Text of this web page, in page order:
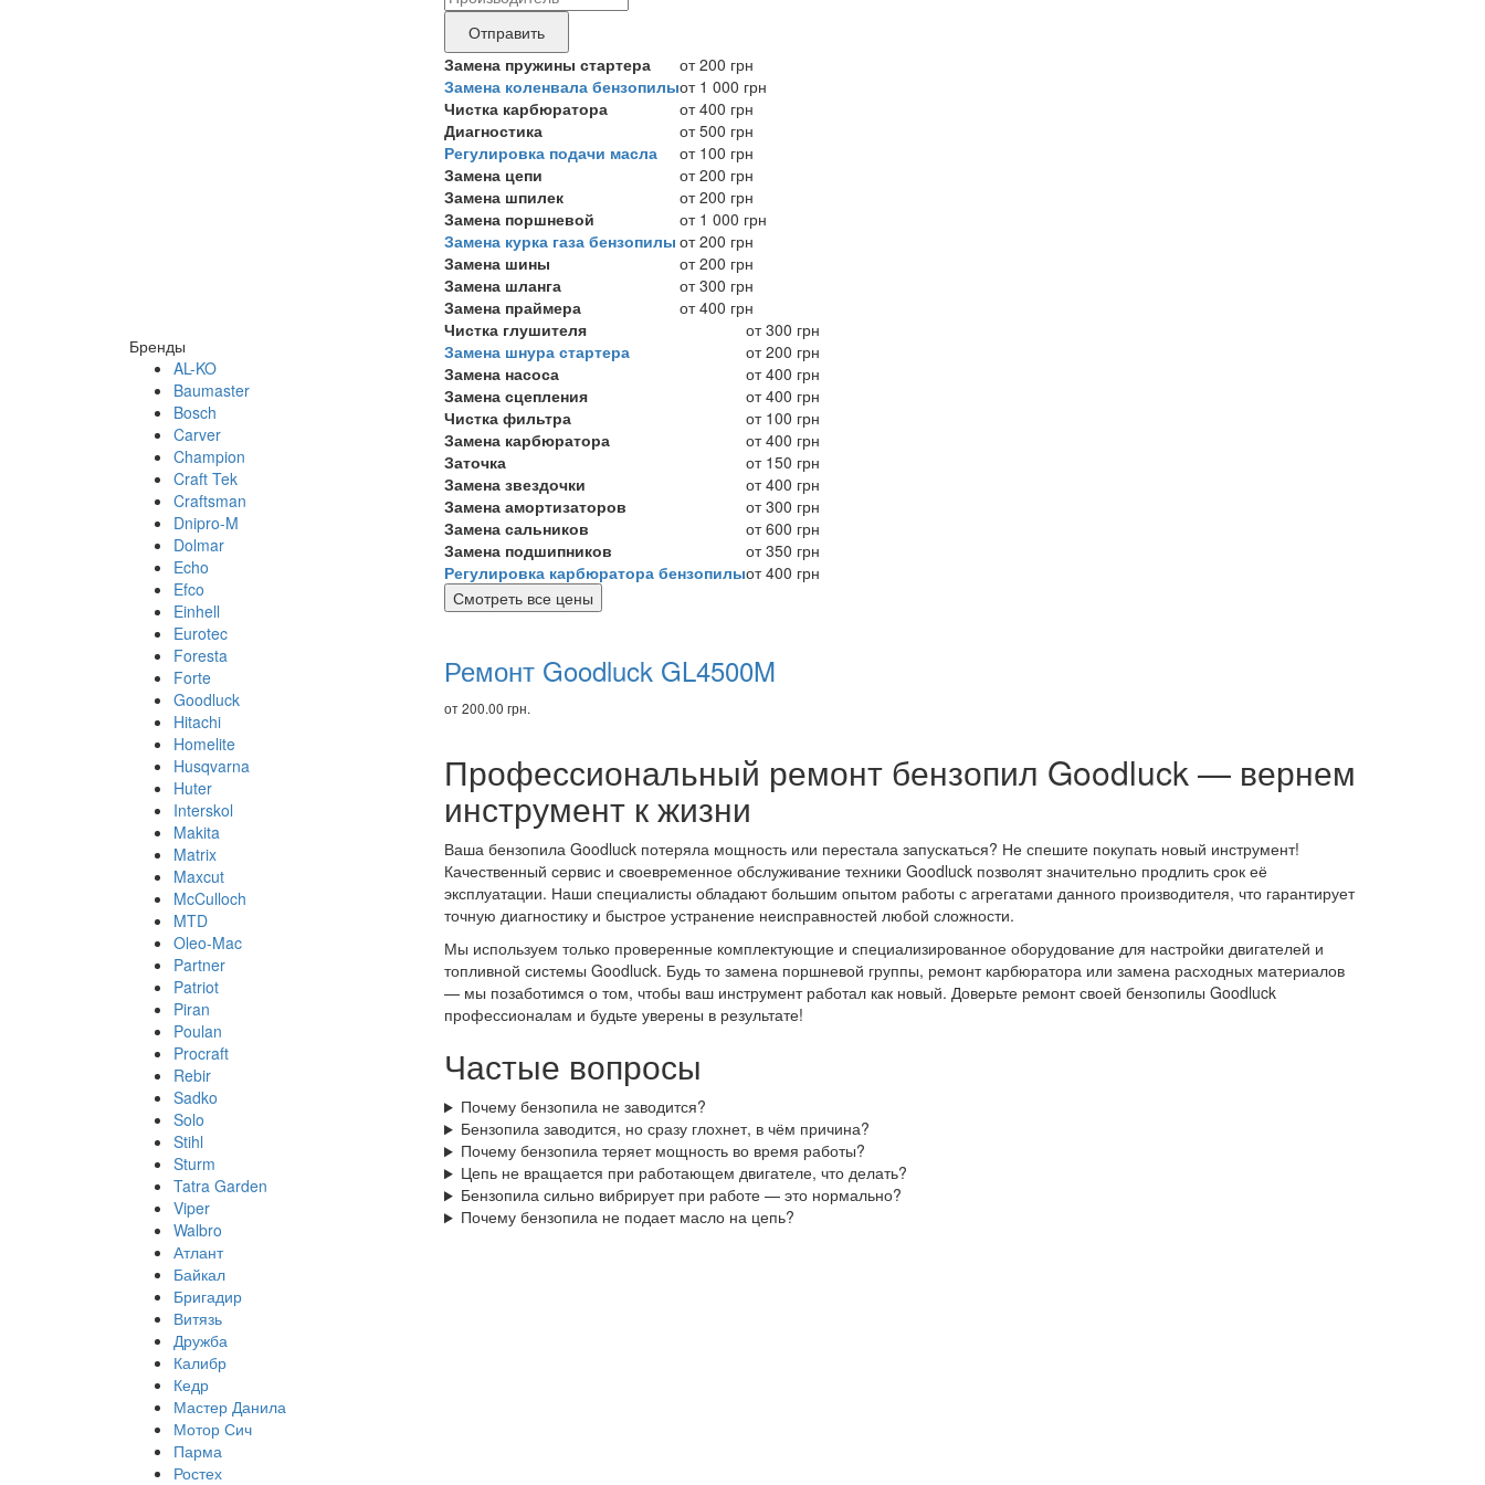
Бренды
AL-KO
Baumaster
Bosch
Carver
Champion
Craft Tek
Craftsman
Dnipro-M
Dolmar
Echo
Efco
Einhell
Eurotec
Foresta
Forte
Goodluck
Hitachi
Homelite
Husqvarna
Huter
Interskol
Makita
Matrix
Maxcut
McCulloch
MTD
Oleo-Mac
Partner
Patriot
Piran
Poulan
Procraft
Rebir
Sadko
Solo
Stihl
Sturm
Tatra Garden
Viper
Walbro
Атлант
Байкал
Бригадир
Витязь
Дружба
Калибр
Кедр
Мастер Данила
Мотор Сич
Парма
Ростех
данные
бренда
продукта,
требующего
ремонта
Отправить
Замена пружины стартера
от 200 грн
Замена коленвала бензопилыот 1 000 грн
Чистка карбюратора
от 400 грн
Диагностика
от 500 грн
Регулировка подачи масла
от 100 грн
Замена цепи
от 200 грн
Замена шпилек
от 200 грн
Замена поршневой
от 1 000 грн
Замена курка газа бензопилы от 200 грн
Замена шины
от 200 грн
Замена шланга
от 300 грн
Замена праймера
от 400 грн
Чистка глушителя
от 300 грн
Замена шнура стартера
от 200 грн
Замена насоса
от 400 грн
Замена сцепления
от 400 грн
Чистка фильтра
от 100 грн
Замена карбюратора
от 400 грн
Заточка
от 150 грн
Замена звездочки
от 400 грн
Замена амортизаторов
от 300 грн
Замена сальников
от 600 грн
Замена подшипников
от 350 грн
Регулировка карбюратора бензопилыот 400 грн
Смотреть все цены
товары
Ремонт Goodluck GL4500M
от 200.00 грн.
Профессиональный ремонт бензопил Goodluck — вернем
инструмент к жизни
Ваша бензопила Goodluck потеряла мощность или перестала запускаться? Не спешите покупать новый инструмент!
Качественный сервис и своевременное обслуживание техники Goodluck позволят значительно продлить срок её
эксплуатации. Наши специалисты обладают большим опытом работы с агрегатами данного производителя, что гарантирует
точную диагностику и быстрое устранение неисправностей любой сложности.
Мы используем только проверенные комплектующие и специализированное оборудование для настройки двигателей и
топливной системы Goodluck. Будь то замена поршневой группы, ремонт карбюратора или замена расходных материалов
— мы позаботимся о том, чтобы ваш инструмент работал как новый. Доверьте ремонт своей бензопилы Goodluck
профессионалам и будьте уверены в результате!
Частые вопросы
Почему бензопила не заводится?
Бензопила заводится, но сразу глохнет, в чём причина?
Почему бензопила теряет мощность во время работы?
Цепь не вращается при работающем двигателе, что делать?
Бензопила сильно вибрирует при работе — это нормально?
Почему бензопила не подает масло на цепь?